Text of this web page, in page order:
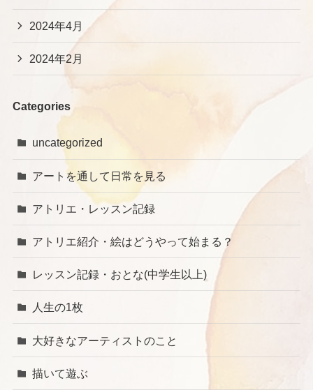
2024年4月
2024年2月
Categories
uncategorized
アートを通して日常を見る
アトリエ・レッスン記録
アトリエ紹介・絵はどうやって始まる？
レッスン記録・おとな(中学生以上)
人生の1枚
大好きなアーティストのこと
描いて遊ぶ